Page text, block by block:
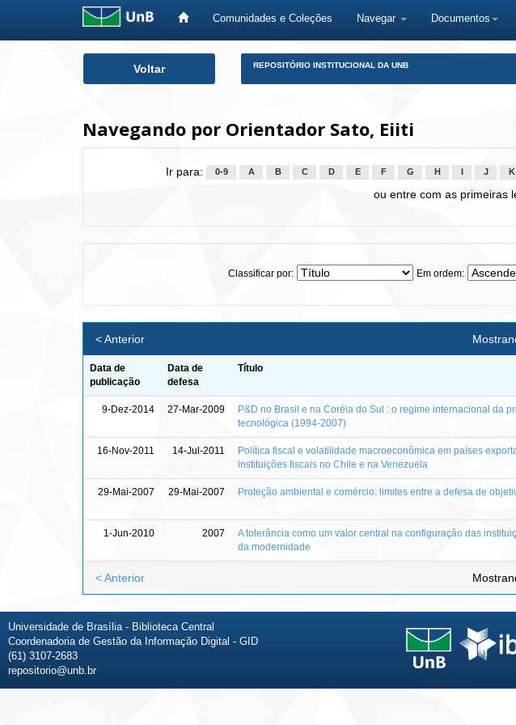
Comunidades e Coleções Navegar Documentos
Voltar REPOSITÓRIO INSTITUCIONAL DA UNB
Navegando por Orientador Sato, Eiiti
Ir para: 0-9 A B C D E F G H J K
ou entre com as primeiras
Classificar por: Em ordem:
< Anterior
Data de
publicação
Data de
defesa
Título
9-Dez-2014 27-Mar-2009
P&D no Brasil e na Coréia do Sul : o regime internacional da
tecnológica (1994-2007)
16-Nov-2011 14-Jul-2011
Política fiscal e volatilidade macroeconômica em países
instituições fiscais no Chile e na Venezuela
29-Mai-2007 29-Mai-2007 Proteção ambiental e comércio: limites entre a defesa de
1-Jun-2010 2007
A tolerância como um valor central na configuração das
da modernidade
< Anterior
Universidade de Brasília - Biblioteca Central
Coordenadoria de Gestão da Informação Digital - GID
(61) 3107-2683
repositorio@unb.br